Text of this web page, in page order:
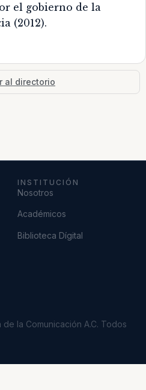
el gobierno de la
(2012).
al directorio
INSTITUCIÓN
Nosotros
Académicos
Biblioteca Dígital
la Comunicación A.C. Todos